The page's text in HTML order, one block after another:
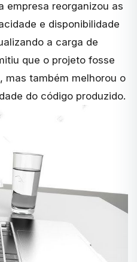
empresa reorganizou as
e disponibilidade
a carga de
que o projeto fosse
mas também melhorou o
do código produzido.